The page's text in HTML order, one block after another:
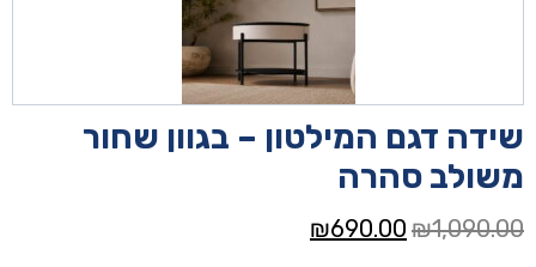
שידה דגם המילטון – בגוון שחור
משולב סהרה
₪1,090.00
המחיר ₪690.00